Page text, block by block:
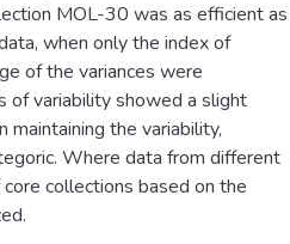
MOL-30 was as efficient as
when only the index of
of the variances were
of variability showed a slight
the variability,
Where data from different
collections based on the